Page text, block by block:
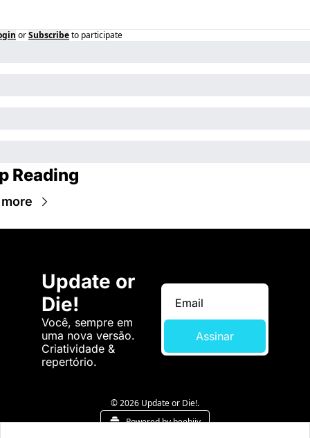
orSubscribeto participate
Reading
Update or
Die!
Você, sempre em
uma nova versão.
Criatividade &
repertório.
Assinar
© 2026 Update or Die!.
Powered by beehiiv